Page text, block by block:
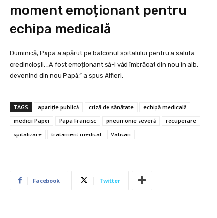
moment emoționant pentru
echipa medicală
Duminică, Papa a apărut pe balconul spitalului pentru a saluta
credincioșii. „A fost emoționant să-l văd îmbrăcat din nou în alb,
devenind din nou Papă,” a spus Alfieri.
TAGS apariție publică criză de sănătate
echipă medicală
medicii Papei
Papa Francisc pneumonie severă
recuperare
spitalizare
tratament medical Vatican
Facebook Twitter